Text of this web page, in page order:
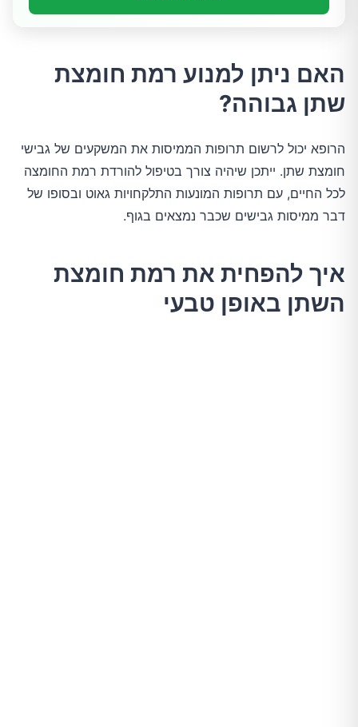
האם ניתן למנוע רמת חומצת
שתן גבוהה?
הרופא יכול לרשום תרופות הממיסות את המשקעים של גבישי
חומצת שתן. ייתכן שיהיה צורך בטיפול להורדת רמת החומצה
לכל החיים, עם תרופות המונעות התלקחויות גאוט ובסופו של
דבר ממיסות גבישים שכבר נמצאים בגוף.
איך להפחית את רמת חומצת
השתן באופן טבעי